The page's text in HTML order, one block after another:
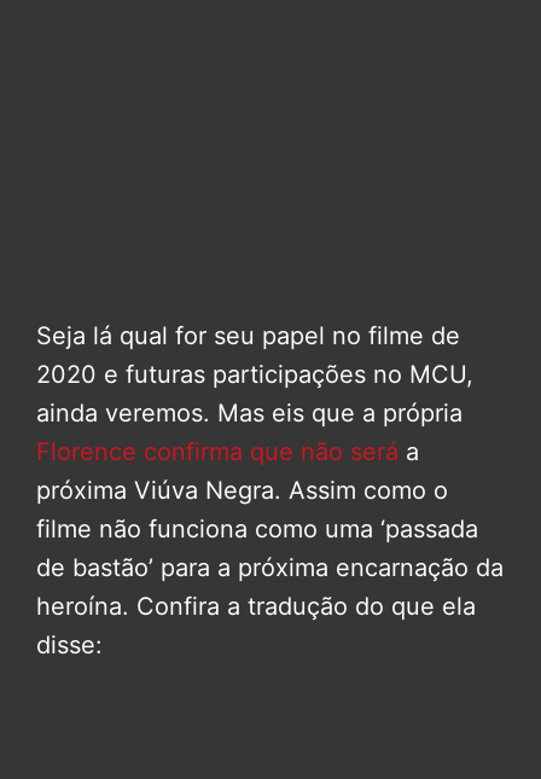
Seja lá qual for seu papel no filme de
2020 e futuras participações no MCU,
ainda veremos. Mas eis que a própria
Florence confirma que não será a
próxima Viúva Negra. Assim como o
filme não funciona como uma ‘passada
de bastão’ para a próxima encarnação da
heroína. Confira a tradução do que ela
disse: